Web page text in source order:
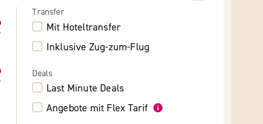
Transfer
Mit Hoteltransfer
Inklusive Zug-zum-Flug
Deals
Last Minute Deals
Angebote mit Flex Tarif